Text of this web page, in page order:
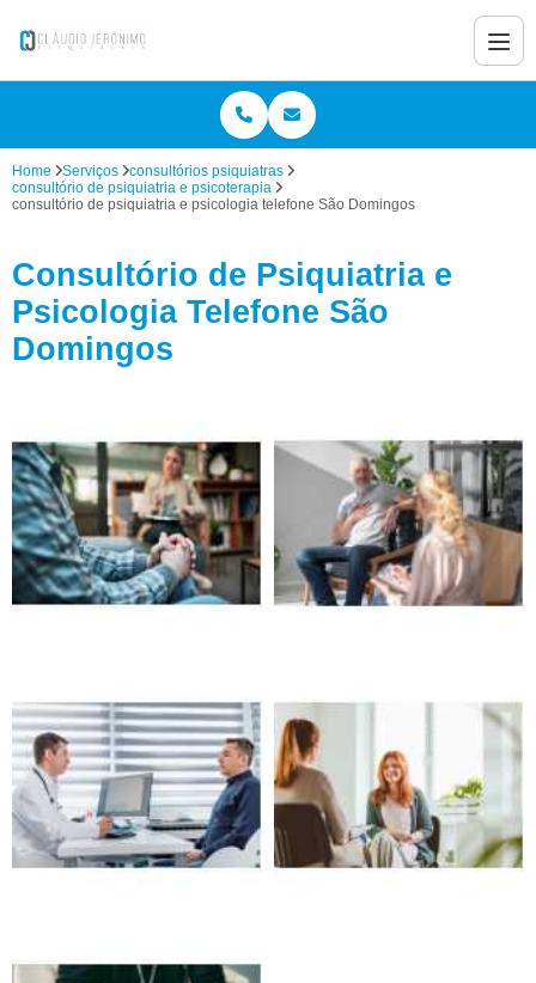
Home Serviços
consultórios psiquiatras
consultório de psiquiatria e psicoterapia
consultório de psiquiatria e psicologia telefone São Domingos
Consultório de Psiquiatria e
Psicologia Telefone São
Domingos